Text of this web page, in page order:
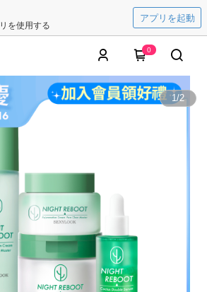
を使用する
アプリを起動
0
1/2